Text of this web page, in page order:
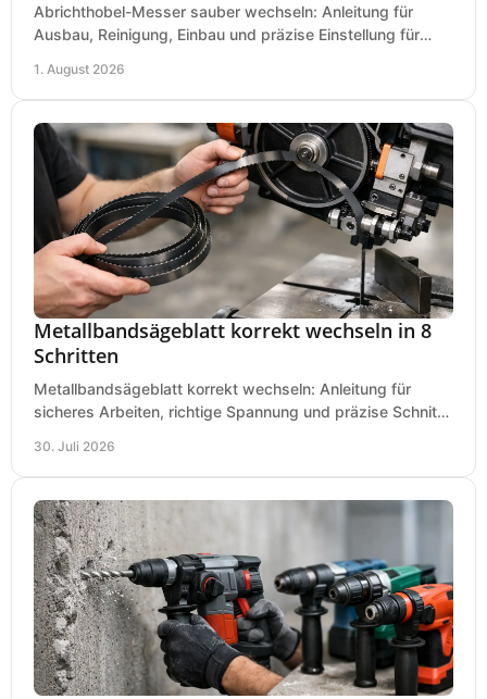
Abrichthobel-Messer sauber wechseln: Anleitung für
Ausbau, Reinigung, Einbau und präzise Einstellung für
1. August 2026
Metallbandsägeblatt korrekt wechseln in 8
Schritten
Metallbandsägeblatt korrekt wechseln: Anleitung für
sicheres Arbeiten, richtige Spannung und präzise Schnitte
30. Juli 2026